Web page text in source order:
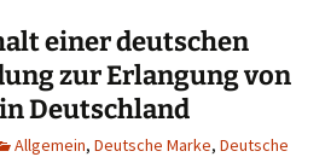
einer deutschen
zur Erlangung von
Deutschland
Allgemein, Deutsche Marke, Deutsche